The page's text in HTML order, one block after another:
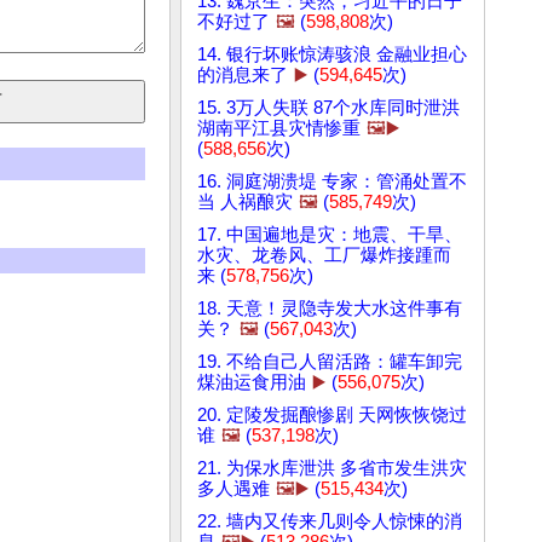
不好过了 🖼️ (598,808次)
14. 银行坏账惊涛骇浪 金融业担心
的消息来了 ▶️ (594,645次)
15. 3万人失联 87个水库同时泄洪
湖南平江县灾情惨重 🖼️▶️
(588,656次)
16. 洞庭湖溃堤 专家：管涌处置不
当 人祸酿灾 🖼️ (585,749次)
17. 中国遍地是灾：地震、干旱、
水灾、龙卷风、工厂爆炸接踵而
来 (578,756次)
18. 天意！灵隐寺发大水这件事有
关？ 🖼️ (567,043次)
19. 不给自己人留活路：罐车卸完
煤油运食用油 ▶️ (556,075次)
20. 定陵发掘酿惨剧 天网恢恢饶过
谁 🖼️ (537,198次)
21. 为保水库泄洪 多省市发生洪灾
多人遇难 🖼️▶️ (515,434次)
22. 墙内又传来几则令人惊悚的消